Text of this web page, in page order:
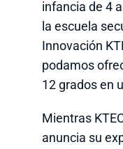
infancia de 4
la escuela
Innovación
podamos
12 grados en
Mientras
anuncia su